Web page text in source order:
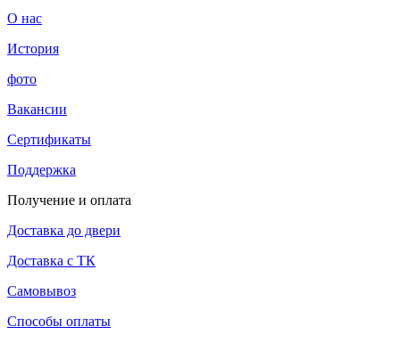
О нас
История
фото
Вакансии
Сертификаты
Поддержка
Получение и оплата
Доставка до двери
Доставка с ТК
Самовывоз
Способы оплаты